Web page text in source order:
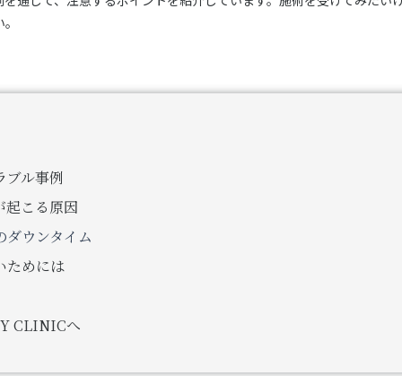
ブル事例
起こる原因
ウンタイム
ためには
CLINICへ